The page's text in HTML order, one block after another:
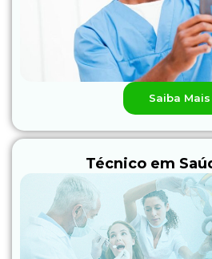
Saiba Mais
Técnico em